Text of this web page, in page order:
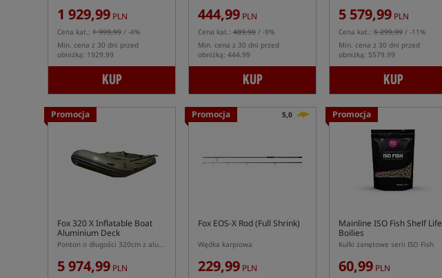
1 929,99 PLN
Cena kat.: 1 999,99 / -4%
Min. cena z 30 dni przed
obniżką: 1929.99
KUP
444,99 PLN
Cena kat.: 489,90 / -9%
Min. cena z 30 dni przed
obniżką: 444.99
KUP
5 579,99 PLN
Cena kat.: 6 299,99 / -11%
Min. cena z 30 dni przed
obniżką: 5579.99
KUP
Promocja
Fox 320 X Inflatable Boat
Aluminium Deck
Ponton o długości 320cm z aluminiową podłogą
5 974,99 PLN
Promocja 5,0
Fox EOS-X Rod (Full Shrink)
Wędka karpiowa
229,99 PLN
Promocja
Mainline ISO Fish Shelf Life
Boilies
Kulki zanętowe serii ISO Fish
60,99 PLN